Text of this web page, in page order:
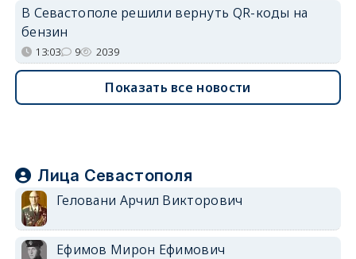
В Севастополе решили вернуть QR-коды на
бензин
13:03 9 2039
Показать все новости
Лица Севастополя
Геловани Арчил Викторович
Ефимов Мирон Ефимович